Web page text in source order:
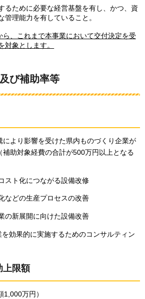
るために必要な経営基盤を有し、かつ、資
管理能力を有していること。
ら、これまで本事業において交付決定を受
対象とします。
び補助率等
により影響を受けた県内ものづくり企業が
助対象経費の合計が500万円以上となる
スト化につながる設備改修
などの生産プロセスの改善
の新展開に向けた設備改善
効果的に実施するためのコンサルティン
上限額
万円）